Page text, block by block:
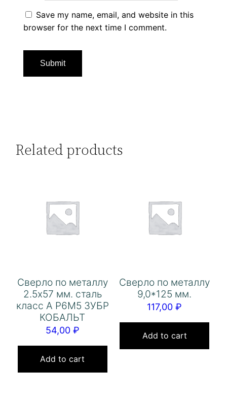
Save my name, email, and website in this
browser for the next time I comment.
Related products
Сверло по металлу
2.5х57 мм. сталь
класс А Р6М5 ЗУБР
КОБАЛЬТ
54,00 ₽
Add to cart
Сверло по металлу
9,0*125 мм.
117,00₽
Add to cart